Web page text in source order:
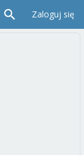
Zaloguj się